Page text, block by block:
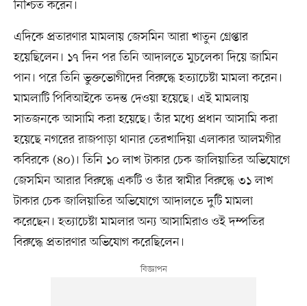
নিশ্চিত করেন।
এদিকে প্রতারণার মামলায় জেসমিন আরা খাতুন গ্রেপ্তার
হয়েছিলেন। ১৭ দিন পর তিনি আদালতে মুচলেকা দিয়ে জামিন
পান। পরে তিনি ভুক্তভোগীদের বিরুদ্ধে হত্যাচেষ্টা মামলা করেন।
মামলাটি পিবিআইকে তদন্ত দেওয়া হয়েছে। এই মামলায়
সাতজনকে আসামি করা হয়েছে। তাঁর মধ্যে প্রধান আসামি করা
হয়েছে নগরের রাজপাড়া থানার তেরখাদিয়া এলাকার আলমগীর
কবিরকে (৪০)। তিনি ১০ লাখ টাকার চেক জালিয়াতির অভিযোগে
জেসমিন আরার বিরুদ্ধে একটি ও তাঁর স্বামীর বিরুদ্ধে ৩১ লাখ
টাকার চেক জালিয়াতির অভিযোগে আদালতে দুটি মামলা
করেছেন। হত্যাচেষ্টা মামলার অন্য আসামিরাও ওই দম্পতির
বিরুদ্ধে প্রতারণার অভিযোগ করেছিলেন।